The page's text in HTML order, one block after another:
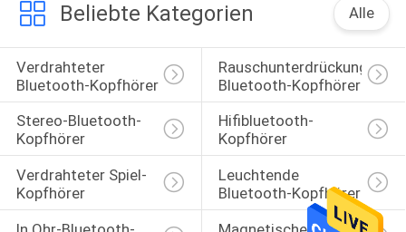
Beliebte Kategorien Alle
Verdrahteter
Bluetooth-Kopfhörer
Rauschunterdrückungs-
Bluetooth-Kopfhörer
Stereo-Bluetooth-
Kopfhörer
Hifibluetooth-
Kopfhörer
Verdrahteter Spiel-
Kopfhörer
Leuchtende
Bluetooth-Kopfhörer